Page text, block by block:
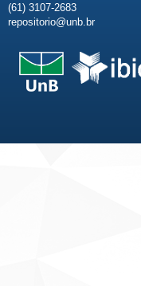
(61) 3107-2683
repositorio@unb.br